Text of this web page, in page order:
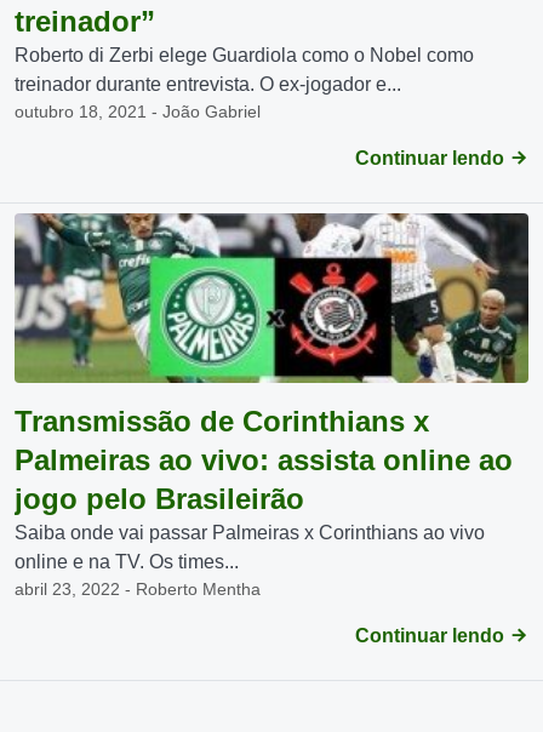
treinador”
Roberto di Zerbi elege Guardiola como o Nobel como
treinador durante entrevista. O ex-jogador e...
outubro 18, 2021 - João Gabriel
Continuar lendo
Transmissão de Corinthians x
Palmeiras ao vivo: assista online ao
jogo pelo Brasileirão
Saiba onde vai passar Palmeiras x Corinthians ao vivo
online e na TV. Os times...
abril 23, 2022 - Roberto Mentha
Continuar lendo